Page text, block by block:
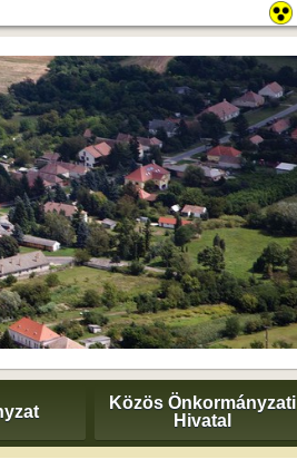
Közös Önkormányzati
Hivatal